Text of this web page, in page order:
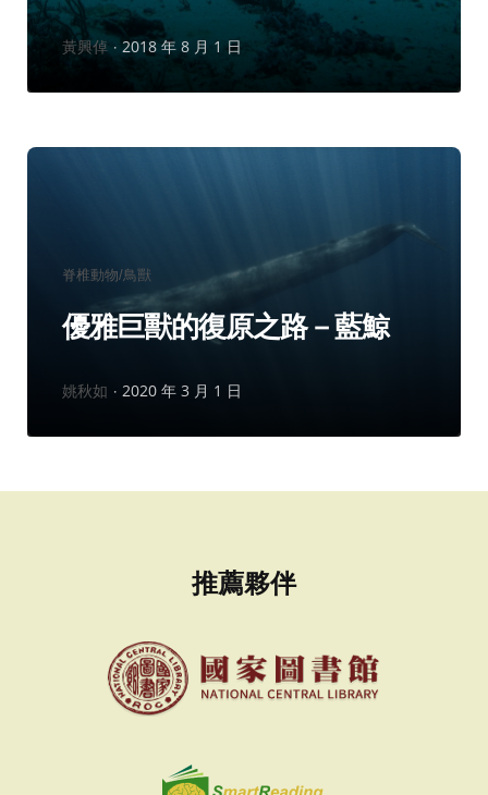
作
者：
黃興倬 2018 年 8 月 1 日
分
類：
脊椎動物/鳥獸
優雅巨獸的復原之路－藍鯨
作
姚秋如 2020 年 3 月 1 日
推薦夥伴